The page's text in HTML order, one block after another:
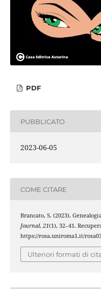
PDF
PUBBLICATO
2023-06-05
COME CITARE
Brancato, S. (2023).
Journal, 21(1), 32–41.
https://rosa.uniroma1.it/
Ulteriori formati di